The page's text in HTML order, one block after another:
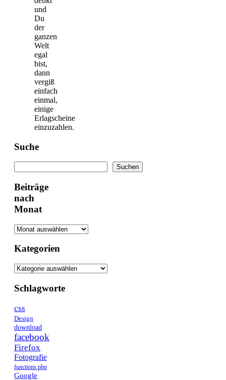
und
Du
der
ganzen
Welt
egal
bist,
dann
vergiß
einfach
einmal,
einige
Erlagscheine
einzuzahlen.
Suche
Suchen
Beiträge
nach
Monat
Kategorien
Schlagworte
css
Design
download
facebook
Firefox
Fotografie
functions.php
Google